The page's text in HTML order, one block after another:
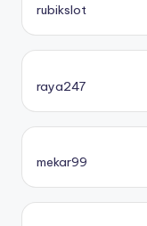
rubikslot
raya247
mekar99